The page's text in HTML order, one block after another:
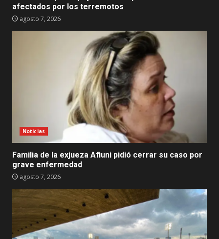
afectados por los terremotos
agosto 7, 2026
Noticias
Familia de la exjueza Afiuni pidió cerrar su caso por
grave enfermedad
agosto 7, 2026